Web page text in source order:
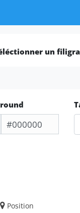
un
Position